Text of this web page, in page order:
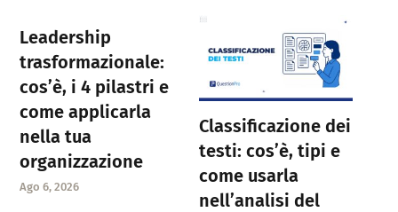
Leadership
trasformazionale:
cos’è, i 4 pilastri e
come applicarla
nella tua
organizzazione
Ago 6, 2026
Classificazione dei
testi: cos’è, tipi e
come usarla
nell’analisi del